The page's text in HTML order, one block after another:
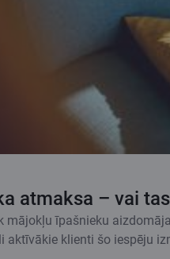
atmaksa – vai
mājokļu īpašnieku
klienti šo iespēju